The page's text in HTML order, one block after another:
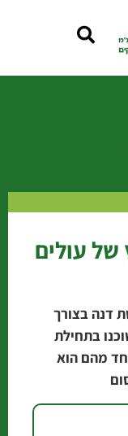
של עולים
דנה בצורך
בתחילת
אחד מהם הוא